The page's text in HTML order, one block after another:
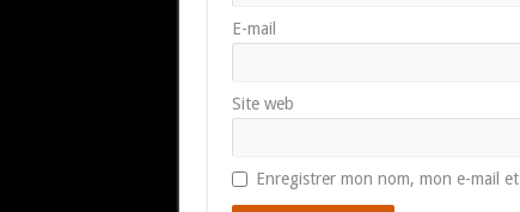
E-mail
Site web
Enregistrer mon nom, mon e-mail